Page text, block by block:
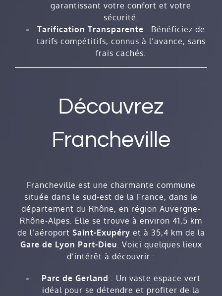
garantissant votre confort et votre
sécurité.
Tarification Transparente : Bénéficiez de
tarifs compétitifs, connus à l’avance, sans
frais cachés.
Découvrez
Francheville
Francheville est une charmante commune
située dans le sud-est de la France, dans le
département du Rhône, en région Auvergne-
Rhône-Alpes. Elle se trouve à environ 41,5 km
de l’aéroport Saint-Exupéry et à 35,4 km de la
Gare de Lyon Part-Dieu. Voici quelques lieux
d’intérêt à découvrir :
Parc de Gerland : Un vaste espace vert
idéal pour se détendre et profiter de la